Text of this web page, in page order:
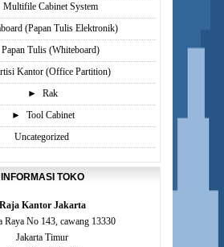
Multifile Cabinet System
(Papan Tulis Elektronik)
Papan Tulis (Whiteboard)
Kantor (Office Partition)
►
Rak
►
Tool Cabinet
Uncategorized
INFORMASI TOKO
Raja Kantor Jakarta
Raya No 143, cawang 13330
Jakarta Timur